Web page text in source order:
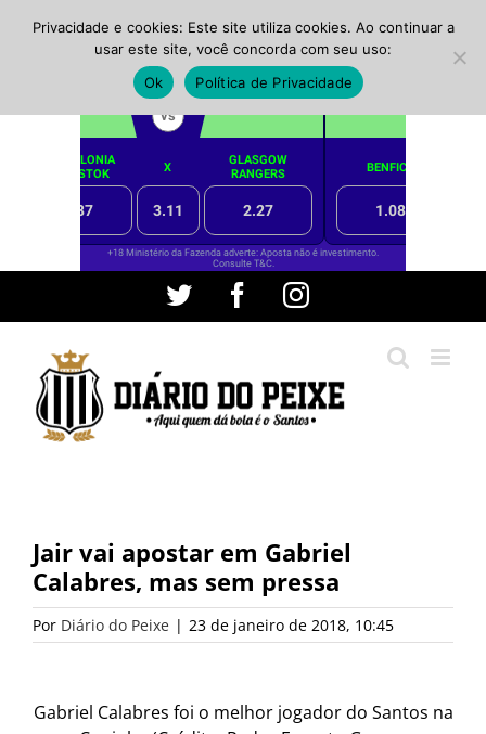
conteúdo
Twitter FacebookInstagram
Jair vai apostar em Gabriel
Calabres, mas sem pressa
Por Diário do Peixe | 23 de janeiro de 2018, 10:45
Gabriel Calabres foi o melhor jogador do Santos na
Privacidade e cookies: Este site utiliza cookies. Ao continuar a
usar este site, você concorda com seu uso:
Ok
Política de Privacidade